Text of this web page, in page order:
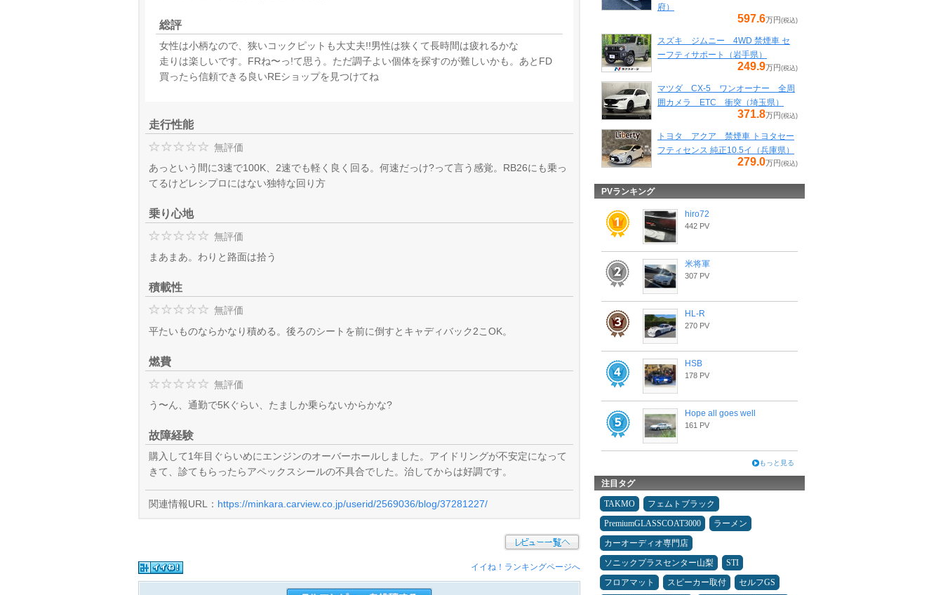
総評
女性は小柄なので、狭いコックピットも大丈夫!!男性は狭くて長時間は疲れるかな
走りは楽しいです。FRね〜っ!て思う。ただ調子よい個体を探すのが難しいかも。あとFD
買ったら信頼できる良いREショップを見つけてね
走行性能
無評価
あっという間に3速で100K、2速でも軽く良く回る。何速だっけ?って言う感覚。RB26にも乗っ
てるけどレシプロにはない独特な回り方
乗り心地
無評価
まあまあ。わりと路面は拾う
積載性
無評価
平たいものならかなり積める。後ろのシートを前に倒すとキャディバック2こOK。
燃費
無評価
う〜ん、通勤で5Kぐらい、たましか乗らないからかな?
故障経験
購入して1年目ぐらいめにエンジンのオーバーホールしました。アイドリングが不安定になって
きて、診てもらったらアペックスシールの不具合でした。治してからは好調です。
関連情報URL： https://minkara.carview.co.jp/userid/2569036/blog/37281227/
イイね！ランキングページへ
府）
597.6万円 (税込)
スズキ ジムニー 4WD 禁煙車 セ
ーフティサポート（岩手県）
249.9万円 (税込)
マツダ CX-5 ワンオーナー 全周
囲カメラ ETC 衝突（埼玉県）
371.8万円 (税込)
トヨタ アクア 禁煙車 トヨタセー
フティセンス 純正10.5イ（兵庫県）
279.0万円 (税込)
PVランキング
hiro72
442 PV
米将軍
307 PV
HL-R
270 PV
HSB
178 PV
Hope all goes well
161 PV
もっと見る
注目タグ
TAKMO
フェムトブラック
PremiumGLASSCOAT3000
ラーメン
カーオーディオ専門店
ソニックプラスセンター山梨
STI
フロアマット
スピーカー取付
セルフGS